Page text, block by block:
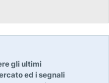
gli ultimi
ed i segnali